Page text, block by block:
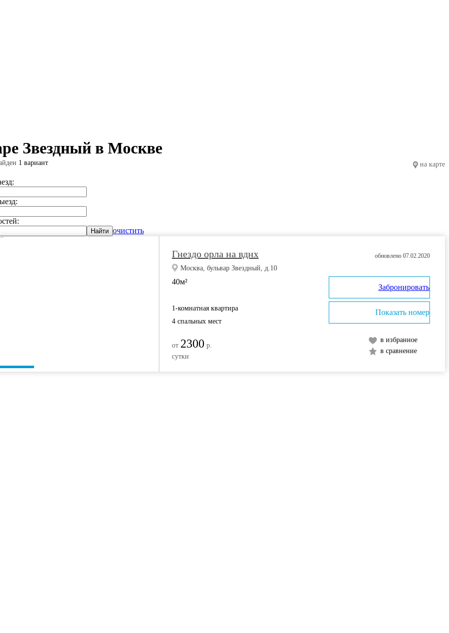
Звездный в Москве
Найти очистить
на карте
1 вариант
Гнездо орла на вднх
Москва, бульвар Звездный, д.10
40м²
1-комнатная квартира
4 спальных мест
от 2300 р.
сутки
обновлено 07.02.2020
в избранное
в сравнение
Забронировать
Показать номер